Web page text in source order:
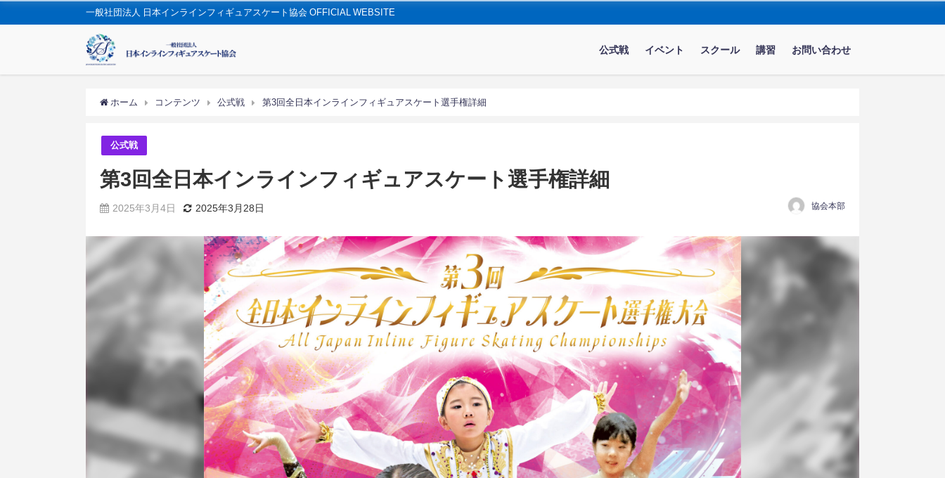
一般社団法人 日本インラインフィギュアスケート協会 OFFICIAL WEBSITE
公式戦 イベント スクール 講習 お問い合わせ
ホーム コンテンツ 公式戦 第3回全日本インラインフィギュアスケート選手権詳細
公式戦
第3回全日本インラインフィギュアスケート選手権詳細
2025年3月4日 2025年3月28日 協会本部